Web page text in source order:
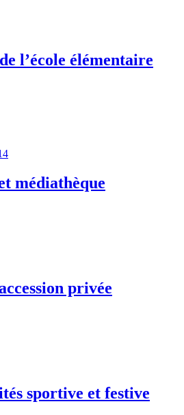
l’école élémentaire
médiathèque
privée
sportive et festive